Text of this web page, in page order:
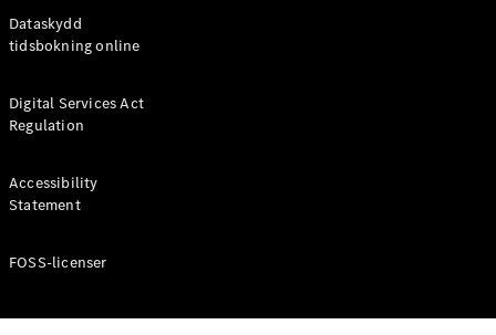
Marco Polo
Marco Polo
Horizon
Konfigurator
Store
Dataskydd
tidsbokning online
Digital Services Act
Regulation
Accessibility
Statement
FOSS-licenser